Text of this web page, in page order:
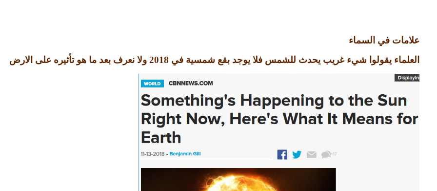
علامات في السماء
العلماء يقولوا شيء غريب يحدث للشمس فلا يوجد بقع شمسية في 2018 ولا نعرف بعد ما هو تأثيره على الارض